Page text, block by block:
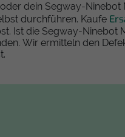
dein Segway-Ninebot
durchführen. Kaufe
Ist die Segway-Ninebot
Wir ermitteln den